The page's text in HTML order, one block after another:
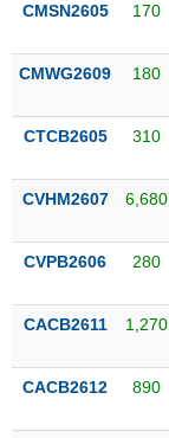
CMSN2605 170
CMWG2609 180
CTCB2605 310
CVHM2607 6,680
CVPB2606 280
CACB2611 1,270
CACB2612 890
CHÍNH
NGHỆ
TIN
DỊCH